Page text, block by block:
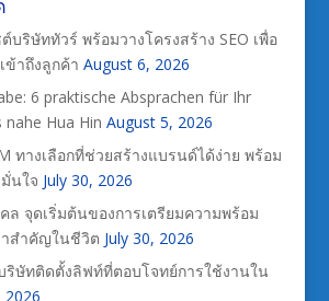
บริษัททัวร์ พร้อมวางโครงสร้าง SEO เพื่อ
ข้าถึงลูกค้า August 6, 2026
6 praktische Absprachen für Ihr
nahe Hua Hin August 5, 2026
ทางเลือกที่ช่วยสร้างแบรนด์ได้ง่าย พร้อม
นใจ July 30, 2026
ล จุดเริ่มต้นของการเตรียมความพร้อม
าสำคัญในชีวิต July 30, 2026
ริษัทติดตั้งลิฟท์ที่ตอบโจทย์การใช้งานใน
2026